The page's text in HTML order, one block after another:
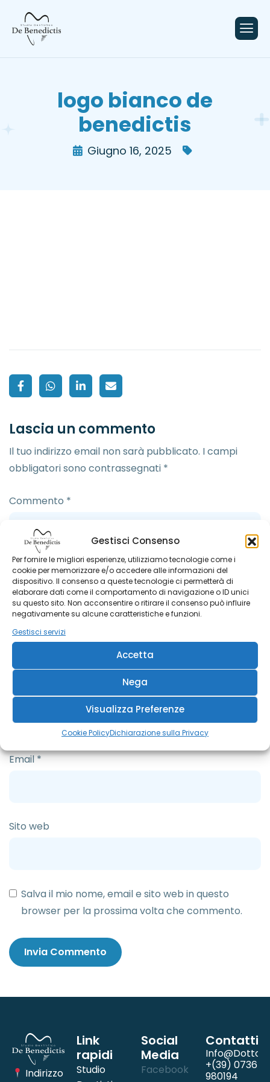
Gestisci Consenso
Per fornire le migliori esperienze, utilizziamo tecnologie come i
cookie per memorizzare e/o accedere alle informazioni del
dispositivo. Il consenso a queste tecnologie ci permetterà di
elaborare dati come il comportamento di navigazione o ID unici
su questo sito. Non acconsentire o ritirare il consenso può influire
negativamente su alcune caratteristiche e funzioni.
Gestisci servizi
Accetta
Nega
Visualizza Preferenze
Cookie PolicyDichiarazione sulla Privacy
logo bianco de
benedictis
Giugno 16, 2025
Lascia un commento
Il tuo indirizzo email non sarà pubblicato. I campi
obbligatori sono contrassegnati *
Commento *
Nome
Email*
Sito web
Salva il mio nome, email e sito web in questo
browser per la prossima volta che commento.
Indirizzo
Link
rapidi
Studio
Social
Media
Facebook
Contatti
+(39) 0736
980194